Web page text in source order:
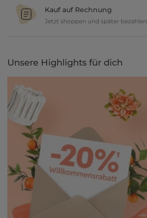
und lasse dich inspirieren.
Kauf auf Rechnung
Jetzt shoppen und später bezahlen
Unsere Highlights für dich